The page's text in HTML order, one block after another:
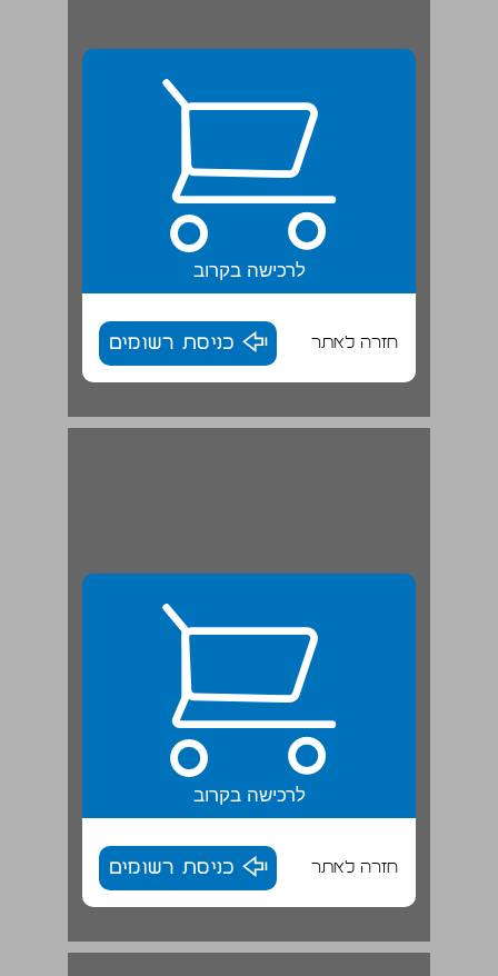
לרכישה בקרוב
חזרה לאתר כניסת רשומים
היופי שבצבעים | סיפור עם ... 13
לרכישה בקרוב
חזרה לאתר כניסת רשומים
משפטים שמניים בהווה | קופסה לשונית ... 14